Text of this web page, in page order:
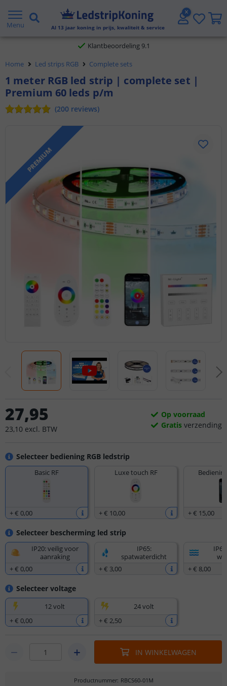
Menu Al 13 jaar koning in prijs, kwaliteit & service
Gratis verzending vanaf € 20,- NL en BE
Klantbeoordeling 9.1
Home Led strips RGB Complete sets
1 meter RGB led strip | complete set |
Premium 60 leds p/m
(200 reviews)
PREMIUM
Selecteer bediening RGB ledstrip
Basic RF
+€ 0,00
Luxe touch RF
+€ 10,00 +€ 15,00
Selecteer bescherming led strip
IP20: veilig voor
aanraking
+€ 0,00
IP65:
spatwaterdicht
+€ 3,00
+€ 8,00
Selecteer voltage
12 volt
+€ 0,00
24 volt
+€ 2,50
27,95
23,10 excl. BTW
Op voorraad
Gratis verzending
IN WINKELWAGEN
Productnummer: RBCS60-01M